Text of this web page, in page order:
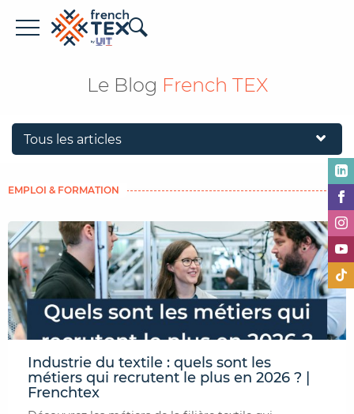
Métiers
Espace recruteur
CONTACTER FRENCH TEX
Le Blog French TEX
EMPLOI & FORMATION
Industrie du textile : quels sont les
métiers qui recrutent le plus en 2026 ? |
Frenchtex